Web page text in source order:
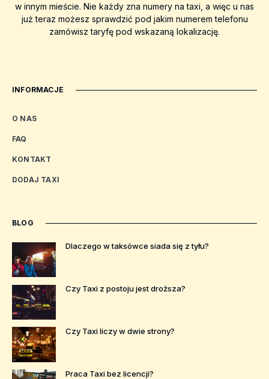
w innym mieście. Nie każdy zna numery na taxi, a więc u nas
już teraz możesz sprawdzić pod jakim numerem telefonu
zamówisz taryfę pod wskazaną lokalizację.
INFORMACJE
O NAS
FAQ
KONTAKT
DODAJ TAXI
BLOG
Dlaczego w taksówce siada się z tyłu?
Czy Taxi z postoju jest droższa?
Czy Taxi liczy w dwie strony?
Praca Taxi bez licencji?